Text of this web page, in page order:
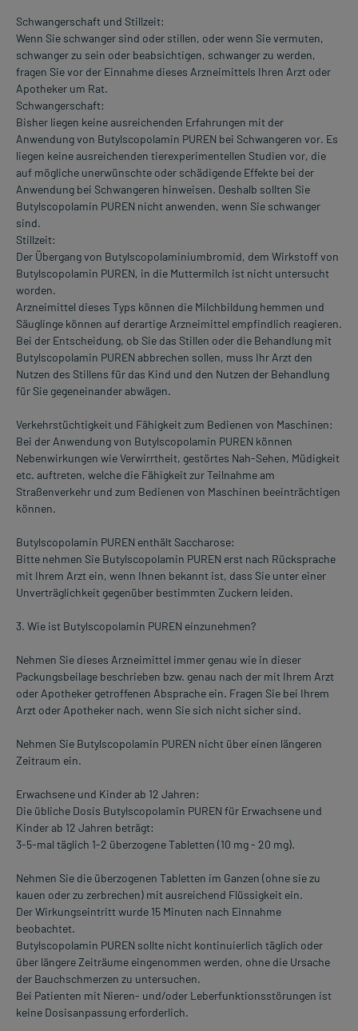
Schwangerschaft und Stillzeit:
Wenn Sie schwanger sind oder stillen, oder wenn Sie vermuten,
schwanger zu sein oder beabsichtigen, schwanger zu werden,
fragen Sie vor der Einnahme dieses Arzneimittels Ihren Arzt oder
Apotheker um Rat.
Schwangerschaft:
Bisher liegen keine ausreichenden Erfahrungen mit der
Anwendung von Butylscopolamin PUREN bei Schwangeren vor. Es
liegen keine ausreichenden tierexperimentellen Studien vor, die
auf mögliche unerwünschte oder schädigende Effekte bei der
Anwendung bei Schwangeren hinweisen. Deshalb sollten Sie
Butylscopolamin PUREN nicht anwenden, wenn Sie schwanger
sind.
Stillzeit:
Der Übergang von Butylscopolaminiumbromid, dem Wirkstoff von
Butylscopolamin PUREN, in die Muttermilch ist nicht untersucht
worden.
Arzneimittel dieses Typs können die Milchbildung hemmen und
Säuglinge können auf derartige Arzneimittel empfindlich reagieren.
Bei der Entscheidung, ob Sie das Stillen oder die Behandlung mit
Butylscopolamin PUREN abbrechen sollen, muss Ihr Arzt den
Nutzen des Stillens für das Kind und den Nutzen der Behandlung
für Sie gegeneinander abwägen.
Verkehrstüchtigkeit und Fähigkeit zum Bedienen von Maschinen:
Bei der Anwendung von Butylscopolamin PUREN können
Nebenwirkungen wie Verwirrtheit, gestörtes Nah-Sehen, Müdigkeit
etc. auftreten, welche die Fähigkeit zur Teilnahme am
Straßenverkehr und zum Bedienen von Maschinen beeinträchtigen
können.
Butylscopolamin PUREN enthält Saccharose:
Bitte nehmen Sie Butylscopolamin PUREN erst nach Rücksprache
mit Ihrem Arzt ein, wenn Ihnen bekannt ist, dass Sie unter einer
Unverträglichkeit gegenüber bestimmten Zuckern leiden.
3. Wie ist Butylscopolamin PUREN einzunehmen?
Nehmen Sie dieses Arzneimittel immer genau wie in dieser
Packungsbeilage beschrieben bzw. genau nach der mit Ihrem Arzt
oder Apotheker getroffenen Absprache ein. Fragen Sie bei Ihrem
Arzt oder Apotheker nach, wenn Sie sich nicht sicher sind.
Nehmen Sie Butylscopolamin PUREN nicht über einen längeren
Zeitraum ein.
Erwachsene und Kinder ab 12 Jahren:
Die übliche Dosis Butylscopolamin PUREN für Erwachsene und
Kinder ab 12 Jahren beträgt:
3-5-mal täglich 1-2 überzogene Tabletten (10 mg - 20 mg).
Nehmen Sie die überzogenen Tabletten im Ganzen (ohne sie zu
kauen oder zu zerbrechen) mit ausreichend Flüssigkeit ein.
Der Wirkungseintritt wurde 15 Minuten nach Einnahme
beobachtet.
Butylscopolamin PUREN sollte nicht kontinuierlich täglich oder
über längere Zeiträume eingenommen werden, ohne die Ursache
der Bauchschmerzen zu untersuchen.
Bei Patienten mit Nieren- und/oder Leberfunktionsstörungen ist
keine Dosisanpassung erforderlich.